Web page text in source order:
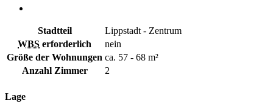
Stadtteil
Lippstadt - Zentrum
WBS erforderlich
nein
Größe der Wohnungen ca. 57 - 68 m²
Anzahl Zimmer
2
Lage